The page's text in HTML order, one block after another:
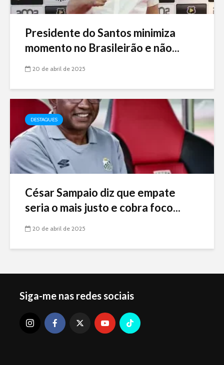
Presidente do Santos minimiza
momento no Brasileirão e não...
20 de abril de 2025
DESTAQUES
César Sampaio diz que empate
seria o mais justo e cobra foco...
20 de abril de 2025
Siga-me nas redes sociais